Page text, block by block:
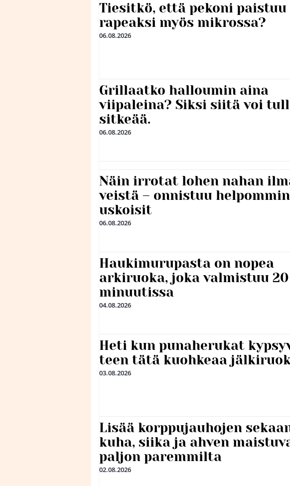
Tiesitkö, että pekoni paistuu
rapeaksi myös mikrossa?
06.08.2026
Grillaatko halloumin aina
viipaleina? Siksi siitä voi
sitkeää.
06.08.2026
Näin irrotat lohen nahan
veistä – onnistuu
uskoisit
06.08.2026
Haukimurupasta on nopea
arkiruoka, joka valmistuu 20
minuutissa
04.08.2026
Heti kun punaherukat
teen tätä kuohkeaa
03.08.2026
Lisää korppujauhojen
kuha, siika ja ahven
paljon paremmilta
02.08.2026